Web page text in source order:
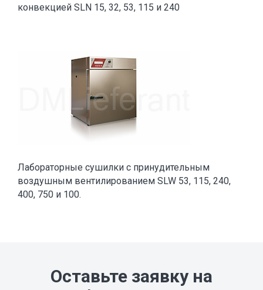
конвекцией SLN 15, 32, 53, 115 и 240
Лабораторные сушилки с принудительным
воздушным вентилированием SLW 53, 115, 240,
400, 750 и 100.
Оставьте заявку на